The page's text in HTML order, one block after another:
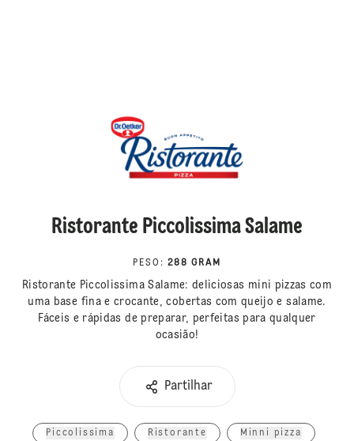
Ristorante Piccolissima Salame
PESO : 288 GRAM
Ristorante Piccolissima Salame: deliciosas mini pizzas com
uma base fina e crocante, cobertas com queijo e salame.
Fáceis e rápidas de preparar, perfeitas para qualquer
ocasião!
Partilhar
Piccolissima Ristorante Minni pizza